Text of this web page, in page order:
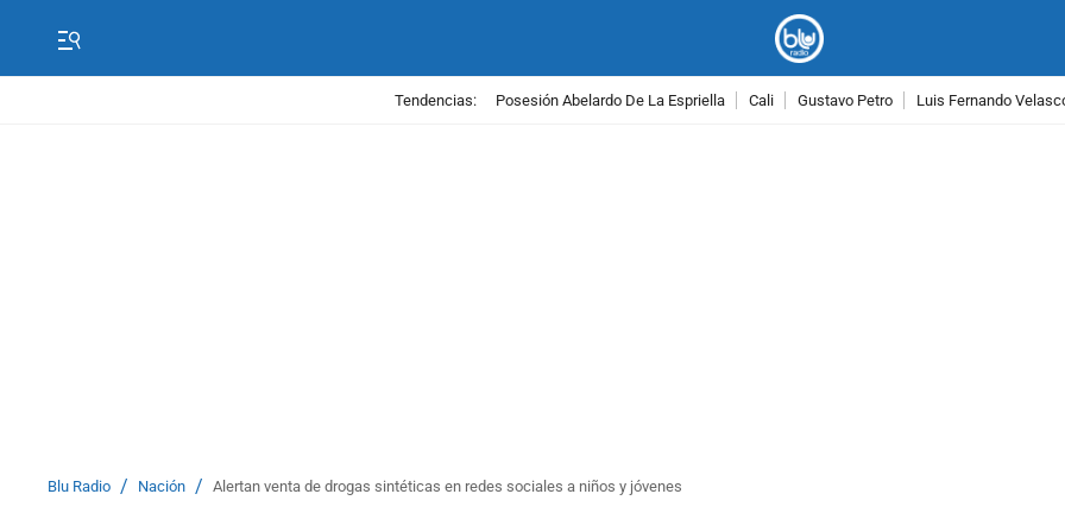
Tendencias: Posesión Abelardo De La Espriella Cali Gustavo Petro Luis Fernando
Blu Radio / Nación / Alertan venta de drogas sintéticas en redes sociales a niños y jóvenes